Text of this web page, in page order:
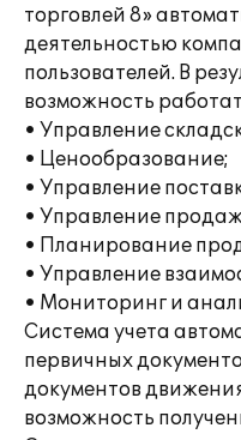
торговлей 8»
деятельностью
пользователей. В
возможность
• Управление
• Ценообразование;
• Управление
• Управление
• Планирование
• Управление
• Мониторинг и
Система учета
первичных
документов
возможность